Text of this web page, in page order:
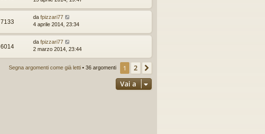
7133
da fpizzari77
4 aprile 2014, 23:34
6014
da fpizzari77
2 marzo 2014, 23:44
Segna argomenti come già letti • 36 argomenti 1 2
Vai a